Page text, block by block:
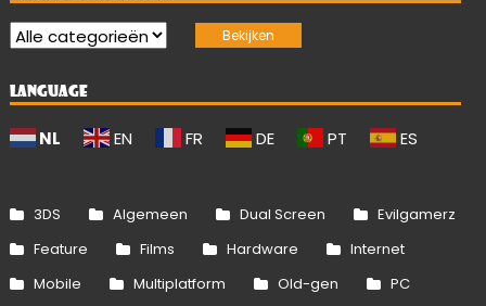
LANGUAGE
NL EN FR DE PT ES
3DS Algemeen Dual Screen
Evilgamerz
Feature
Films Hardware
Internet
Mobile
Multiplatform Old-gen PC